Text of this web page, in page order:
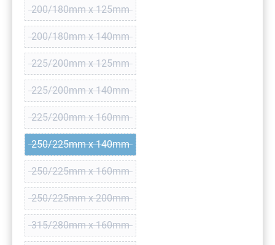
200/180mm x 125mm(Diese Option ist zurzeit nicht verfügbar.)
200/180mm x 140mm(Diese Option ist zurzeit nicht verfügbar.)
225/200mm x 125mm(Diese Option ist zurzeit nicht verfügbar.)
225/200mm x 140mm(Diese Option ist zurzeit nicht verfügbar.)
225/200mm x 160mm(Diese Option ist zurzeit nicht verfügbar.)
250/225mm x 140mm(Diese Option ist zurzeit nicht verfügbar.)
250/225mm x 160mm(Diese Option ist zurzeit nicht verfügbar.)
250/225mm x 200mm(Diese Option ist zurzeit nicht verfügbar.)
315/280mm x 160mm(Diese Option ist zurzeit nicht verfügbar.)